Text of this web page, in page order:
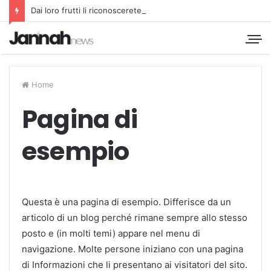
Dai loro frutti li riconoscerete
Home
Pagina di
esempio
Questa è una pagina di esempio. Differisce da un
articolo di un blog perché rimane sempre allo stesso
posto e (in molti temi) appare nel menu di
navigazione. Molte persone iniziano con una pagina
di Informazioni che li presentano ai visitatori del sito.